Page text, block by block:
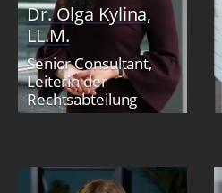
Dr. Olga Kylina,
LL.M.
Senior Consultant,
Leiterin der
Rechtsabteilung